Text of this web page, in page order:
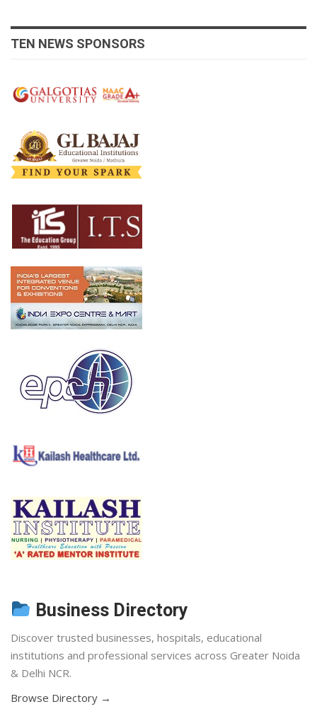
TEN NEWS SPONSORS
Business Directory
Discover trusted businesses, hospitals, educational
institutions and professional services across Greater Noida
& Delhi NCR.
Browse Directory →